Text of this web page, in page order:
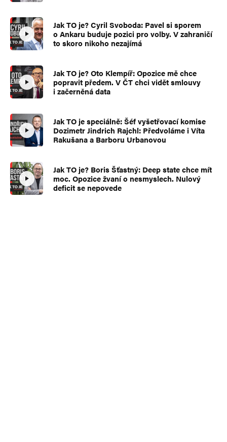
Jak TO je? Cyril Svoboda: Pavel si sporem
o Ankaru buduje pozici pro volby. V zahraničí
to skoro nikoho nezajímá
Jak TO je? Oto Klempíř: Opozice mě chce
popravit předem. V ČT chci vidět smlouvy
i začerněná data
Jak TO je speciálně: Šéf vyšetřovací komise
Dozimetr Jindrich Rajchl: Předvoláme i Víta
Rakušana a Barboru Urbanovou
Jak TO je? Boris Šťastný: Deep state chce mít
moc. Opozice žvaní o nesmyslech. Nulový
deficit se nepovede